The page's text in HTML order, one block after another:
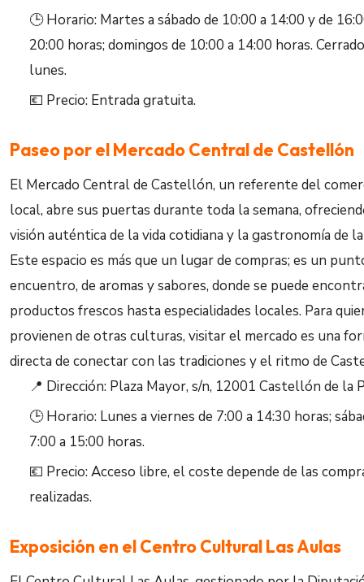
🕒 Horario: Martes a sábado de 10:00 a 14:00 y de
20:00 horas; domingos de 10:00 a 14:00 horas.
lunes.
💶 Precio: Entrada gratuita.
Paseo por el Mercado Central de Castellón
El Mercado Central de Castellón, un referente del
local, abre sus puertas durante toda la semana,
visión auténtica de la vida cotidiana y la gastronomía de la
Este espacio es más que un lugar de compras; es un
encuentro, de aromas y sabores, donde se puede
productos frescos hasta especialidades locales. Para
provienen de otras culturas, visitar el mercado es una
directa de conectar con las tradiciones y el ritmo de
📍 Dirección: Plaza Mayor, s/n, 12001 Castellón de la
🕒 Horario: Lunes a viernes de 7:00 a 14:30 horas;
7:00 a 15:00 horas.
💶 Precio: Acceso libre, el coste depende de las
realizadas.
Exposición en el Centro Cultural Las Aulas